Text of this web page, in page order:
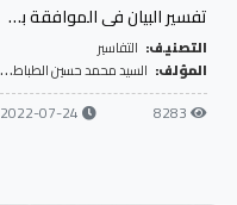
تفسير البيان في الموافقة بين الحديث والقرآن- ج2
التصنيف: التفاسير
المؤلف: السيد محمد حسين الطباطبائي
8283
2022-07-24